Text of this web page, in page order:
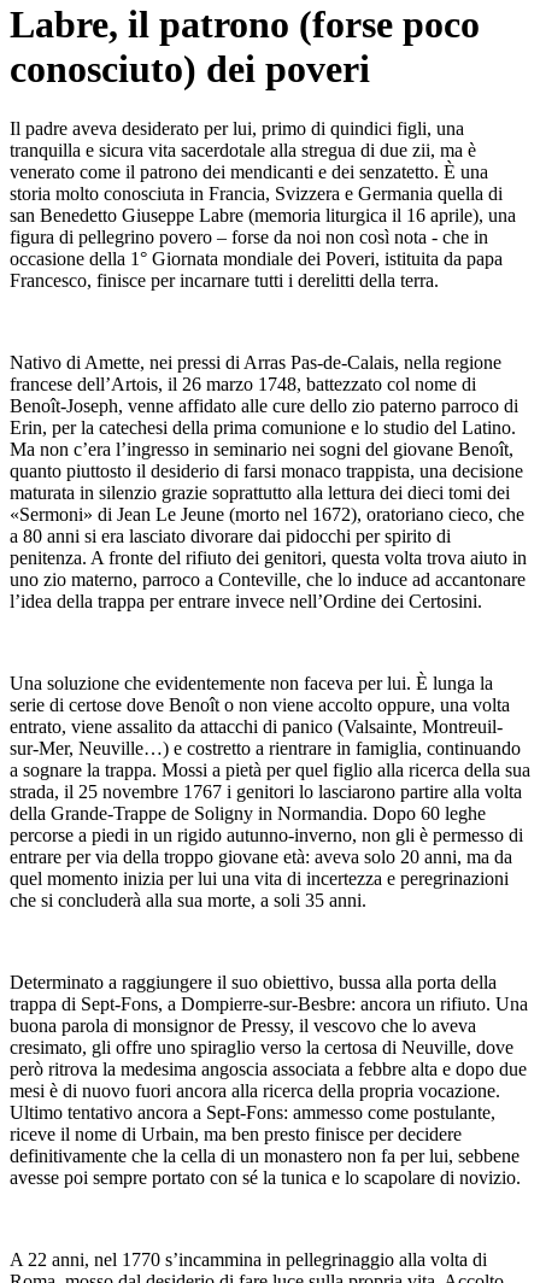
Labre, il patrono (forse poco
conosciuto) dei poveri
Il padre aveva desiderato per lui, primo di quindici figli, una
tranquilla e sicura vita sacerdotale alla stregua di due zii, ma è
venerato come il patrono dei mendicanti e dei senzatetto. È una
storia molto conosciuta in Francia, Svizzera e Germania quella di
san Benedetto Giuseppe Labre (memoria liturgica il 16 aprile), una
figura di pellegrino povero – forse da noi non così nota - che in
occasione della 1° Giornata mondiale dei Poveri, istituita da papa
Francesco, finisce per incarnare tutti i derelitti della terra.
Nativo di Amette, nei pressi di Arras Pas-de-Calais, nella regione
francese dell’Artois, il 26 marzo 1748, battezzato col nome di
Benoît-Joseph, venne affidato alle cure dello zio paterno parroco di
Erin, per la catechesi della prima comunione e lo studio del Latino.
Ma non c’era l’ingresso in seminario nei sogni del giovane Benoît,
quanto piuttosto il desiderio di farsi monaco trappista, una decisione
maturata in silenzio grazie soprattutto alla lettura dei dieci tomi dei
«Sermoni» di Jean Le Jeune (morto nel 1672), oratoriano cieco, che
a 80 anni si era lasciato divorare dai pidocchi per spirito di
penitenza. A fronte del rifiuto dei genitori, questa volta trova aiuto in
uno zio materno, parroco a Conteville, che lo induce ad accantonare
l’idea della trappa per entrare invece nell’Ordine dei Certosini.
Una soluzione che evidentemente non faceva per lui. È lunga la
serie di certose dove Benoît o non viene accolto oppure, una volta
entrato, viene assalito da attacchi di panico (Valsainte, Montreuil-
sur-Mer, Neuville…) e costretto a rientrare in famiglia, continuando
a sognare la trappa. Mossi a pietà per quel figlio alla ricerca della sua
strada, il 25 novembre 1767 i genitori lo lasciarono partire alla volta
della Grande-Trappe de Soligny in Normandia. Dopo 60 leghe
percorse a piedi in un rigido autunno-inverno, non gli è permesso di
entrare per via della troppo giovane età: aveva solo 20 anni, ma da
quel momento inizia per lui una vita di incertezza e peregrinazioni
che si concluderà alla sua morte, a soli 35 anni.
Determinato a raggiungere il suo obiettivo, bussa alla porta della
trappa di Sept-Fons, a Dompierre-sur-Besbre: ancora un rifiuto. Una
buona parola di monsignor de Pressy, il vescovo che lo aveva
cresimato, gli offre uno spiraglio verso la certosa di Neuville, dove
però ritrova la medesima angoscia associata a febbre alta e dopo due
mesi è di nuovo fuori ancora alla ricerca della propria vocazione.
Ultimo tentativo ancora a Sept-Fons: ammesso come postulante,
riceve il nome di Urbain, ma ben presto finisce per decidere
definitivamente che la cella di un monastero non fa per lui, sebbene
avesse poi sempre portato con sé la tunica e lo scapolare di novizio.
A 22 anni, nel 1770 s’incammina in pellegrinaggio alla volta di